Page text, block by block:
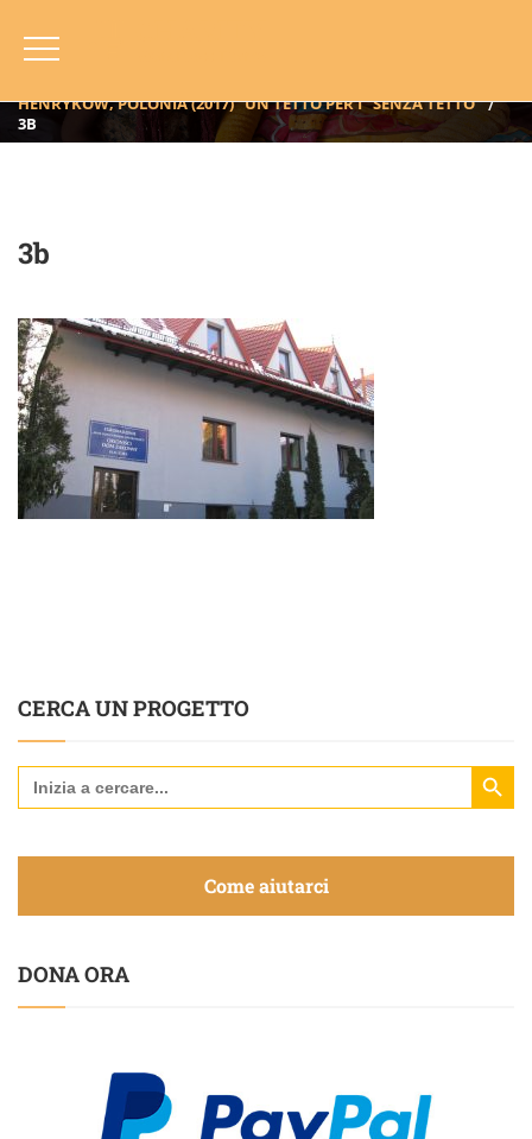
3b
HENRYKÓW, POLONIA (2017) “UN TETTO PER I “SENZA TETTO”
3B
3b
CERCA UN PROGETTO
Search
for:
Search
Come aiutarci
DONA ORA